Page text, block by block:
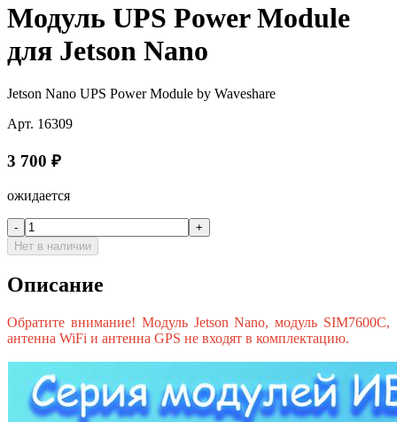
Модуль UPS Power Module
для Jetson Nano
Jetson Nano UPS Power Module by Waveshare
Арт. 16309
3 700 ₽
ожидается
-
+
Нет в наличии
Описание
Обратите внимание! Модуль Jetson Nano, модуль SIM7600С,
антенна WiFi и антенна GPS не входят в комплектацию.